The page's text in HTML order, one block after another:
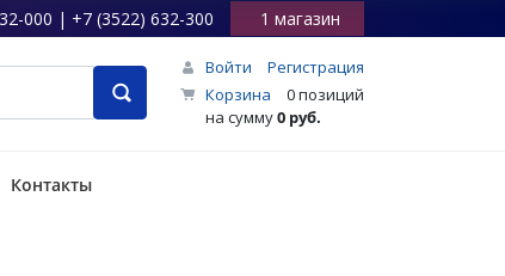
000 | +7 (3522) 632-300 1 магазин
Войти
Регистрация
Корзина
0 позиций
на сумму0 руб.
Контакты